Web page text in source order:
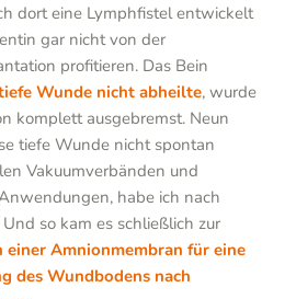
dort eine Lymphfistel entwickelt
gar nicht von der
profitieren. Das Bein
Wunde nicht abheilte, wurde
komplett ausgebremst. Neun
tiefe Wunde nicht spontan
Vakuumverbänden und
habe ich nach
so kam es schließlich zur
Amnionmembran für eine
des Wundbodens nach